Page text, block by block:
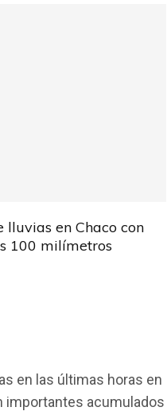
lluvias en Chaco con
100 milímetros
en las últimas horas en
importantes acumulados